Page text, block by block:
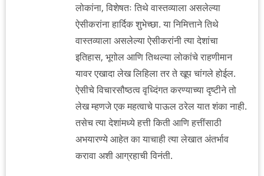
लोकांना, विशेषतः तिथे वास्तव्याला असलेल्या
ऐसीकरांना हार्दिक शुभेच्छा. या निमित्ताने तिथे
वास्तव्याला असलेल्या ऐसीकरांनी त्या देशांचा
इतिहास, भूगोल आणि तिथल्या लोकांचे राहणीमान
यावर एखादा लेख लिहिला तर ते खूप चांगले होईल.
ऐसीचे विचारसौष्ठत्व वृध्दिंगत करण्याच्या दृष्टीने तो
लेख म्हणजे एक महत्वाचे पाऊल ठरेल यात शंका नाही.
तसेच त्या देशांमध्ये हत्ती किती आणि हत्तींसाठी
अभयारण्ये आहेत का याचाही त्या लेखात अंतर्भाव
करावा अशी आग्रहाची विनंती.